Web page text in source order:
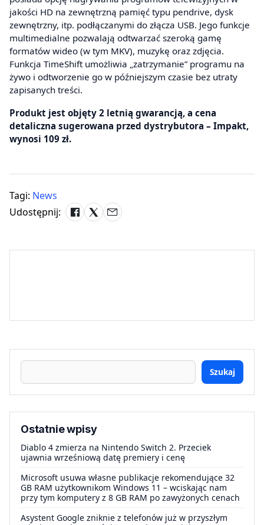
jakości HD na zewnętrzną pamięć typu pendrive, dysk
zewnętrzny, itp. podłączanymi do złącza USB. Jego funkcje
multimedialne pozwalają odtwarzać szeroką gamę
formatów wideo (w tym MKV), muzykę oraz zdjęcia.
Funkcja TimeShift umożliwia „zatrzymanie” programu na
żywo i odtworzenie go w późniejszym czasie bez utraty
zapisanych treści.
Produkt jest objęty 2 letnią gwarancją, a cena
detaliczna sugerowana przed dystrybutora – Impakt,
wynosi 109 zł.
Tagi: News
Udostępnij:
Szukaj
Ostatnie wpisy
Diablo 4 zmierza na Nintendo Switch 2. Przeciek
ujawnia wrześniową datę premiery i cenę
Microsoft usuwa własne publikacje rekomendujące 32
GB RAM użytkownikom Windows 11 – wciskając nam
przy tym komputery z 8 GB RAM po zawyżonych cenach
Asystent Google zniknie z telefonów już w przyszłym